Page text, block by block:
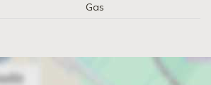
Gas